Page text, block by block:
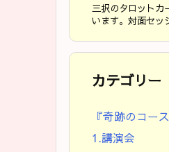
三択のタロットカ
います。対面セッ
カテゴリー
『奇跡のコース
1.講演会